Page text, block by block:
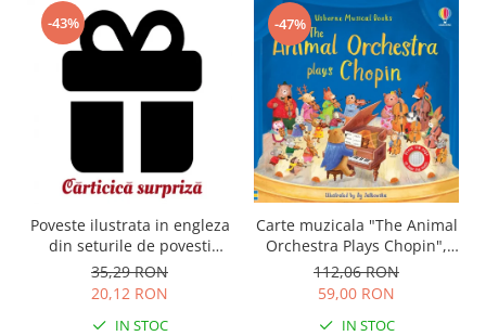
-43%
Poveste ilustrata in engleza
din seturile de povesti
Usborne
35,29 RON
20,12 RON
IN STOC
-47%
Carte muzicala "The Animal
Orchestra Plays Chopin",
cartonata, Usborne
112,06 RON
59,00 RON
IN STOC